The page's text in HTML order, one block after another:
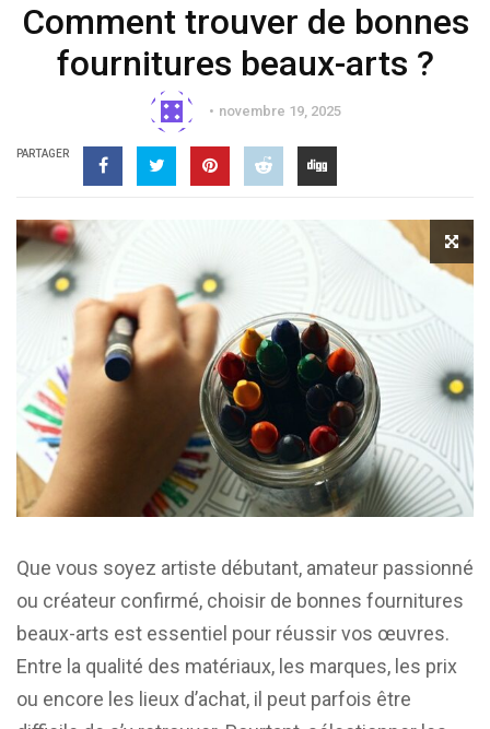
Comment trouver de bonnes
fournitures beaux-arts ?
novembre 19, 2025
PARTAGER
Que vous soyez artiste débutant, amateur passionné
ou créateur confirmé, choisir de bonnes fournitures
beaux-arts est essentiel pour réussir vos œuvres.
Entre la qualité des matériaux, les marques, les prix
ou encore les lieux d’achat, il peut parfois être